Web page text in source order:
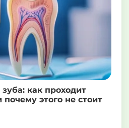
как проходит
этого не стоит